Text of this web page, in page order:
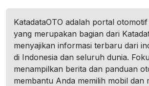
KatadataOTO adalah portal
yang merupakan bagian dari
menyajikan informasi terbaru dari
di Indonesia dan seluruh dunia.
menampilkan berita dan panduan
membantu Anda memilih mobil dan